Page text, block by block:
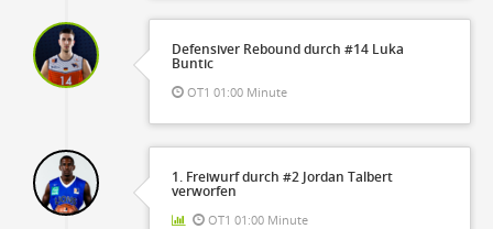
Defensiver Rebound durch #14 Luka
Buntic
OT1 01:00 Minute
1. Freiwurf durch #2 Jordan Talbert
verworfen
OT1 01:00 Minute